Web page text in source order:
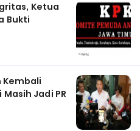
Ketua
Bukti
Kembali
Masih Jadi PR